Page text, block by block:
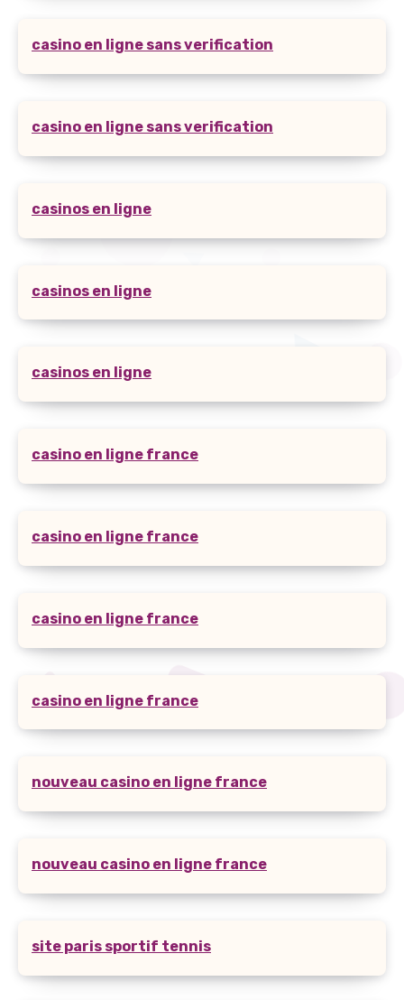
casino en ligne sans verification
casino en ligne sans verification
casinos en ligne
casinos en ligne
casinos en ligne
casino en ligne france
casino en ligne france
casino en ligne france
casino en ligne france
nouveau casino en ligne france
nouveau casino en ligne france
site paris sportif tennis